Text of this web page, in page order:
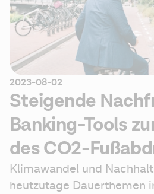
2023-08-02
Steigende
Banking-Tools
des CO2-
Klimawandel und
heutzutage Dauerthemen